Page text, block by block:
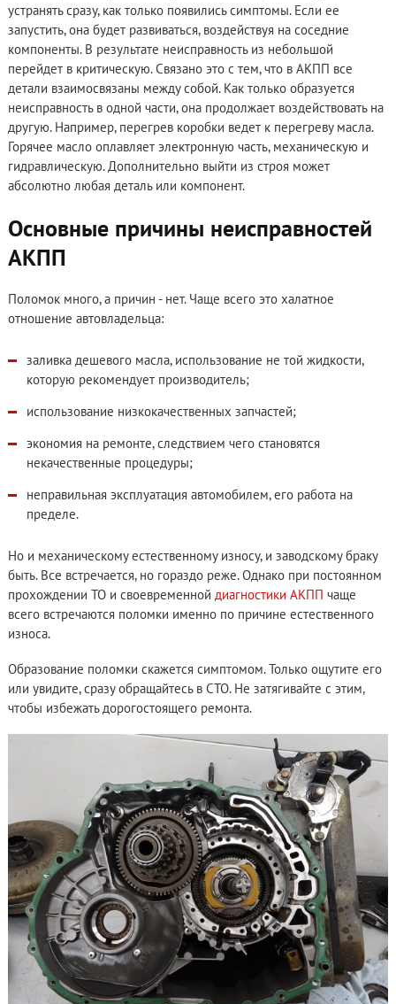
устранять сразу, как только появились симптомы. Если ее
запустить, она будет развиваться, воздействуя на соседние
компоненты. В результате неисправность из небольшой
перейдет в критическую. Связано это с тем, что в АКПП все
детали взаимосвязаны между собой. Как только образуется
неисправность в одной части, она продолжает воздействовать на
другую. Например, перегрев коробки ведет к перегреву масла.
Горячее масло оплавляет электронную часть, механическую и
гидравлическую. Дополнительно выйти из строя может
абсолютно любая деталь или компонент.
Основные причины неисправностей
АКПП
Поломок много, а причин - нет. Чаще всего это халатное
отношение автовладельца:
заливка дешевого масла, использование не той жидкости,
которую рекомендует производитель;
использование низкокачественных запчастей;
экономия на ремонте, следствием чего становятся
некачественные процедуры;
неправильная эксплуатация автомобилем, его работа на
пределе.
Но и механическому естественному износу, и заводскому браку
быть. Все встречается, но гораздо реже. Однако при постоянном
прохождении ТО и своевременной диагностики АКПП чаще
всего встречаются поломки именно по причине естественного
износа.
Образование поломки скажется симптомом. Только ощутите его
или увидите, сразу обращайтесь в СТО. Не затягивайте с этим,
чтобы избежать дорогостоящего ремонта.